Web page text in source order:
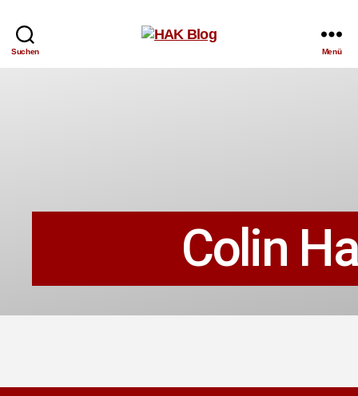
Suchen
Blog
Menü
Colin